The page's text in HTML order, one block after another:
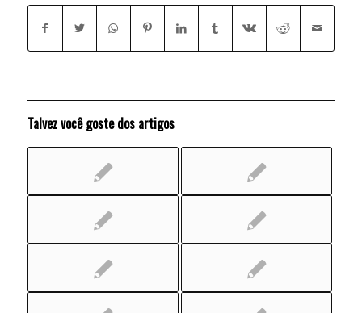
Talvez você goste dos artigos